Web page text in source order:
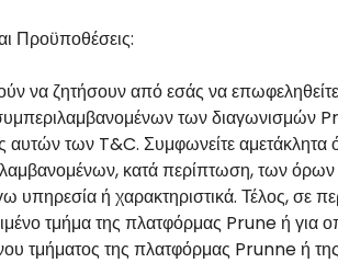
Προϋποθέσεις:
να ζητήσουν από εσάς να
των διαγωνισμών
αυτών των T&C. Συμφωνείτε
κατά περίπτωση, των όρων
υπηρεσία ή χαρακτηριστικά. Τέλος,
τμήμα της πλατφόρμας Prune ή για
τμήματος της πλατφόρμας Prunne ή